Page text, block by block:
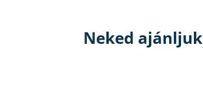
Neked ajánljuk